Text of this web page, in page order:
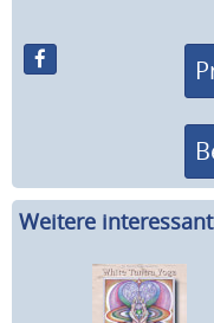
Weitere